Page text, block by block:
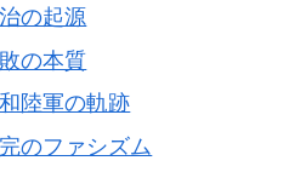
の起源
の本質
陸軍の軌跡
のファシズム